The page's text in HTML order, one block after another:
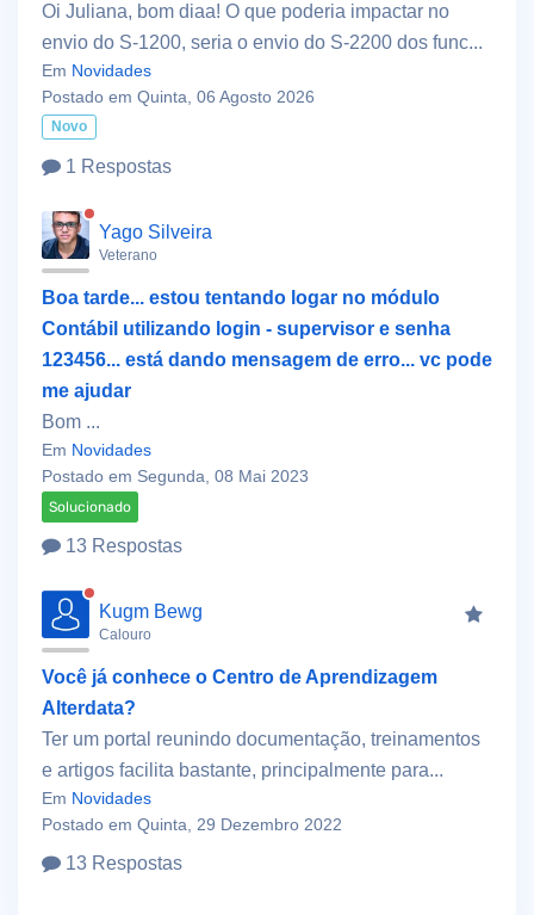
Oi Juliana, bom diaa! O que poderia impactar no
envio do S-1200, seria o envio do S-2200 dos func...
Em Novidades
Postado em Quinta, 06 Agosto 2026
Novo
1 Respostas
Yago Silveira
Veterano
Boa tarde... estou tentando logar no módulo
Contábil utilizando login - supervisor e senha
123456... está dando mensagem de erro... vc pode
me ajudar
Bom ...
Em Novidades
Postado em Segunda, 08 Mai 2023
Solucionado
13 Respostas
Kugm Bewg
Calouro
Você já conhece o Centro de Aprendizagem
Alterdata?
Ter um portal reunindo documentação, treinamentos
e artigos facilita bastante, principalmente para...
Em Novidades
Postado em Quinta, 29 Dezembro 2022
13 Respostas